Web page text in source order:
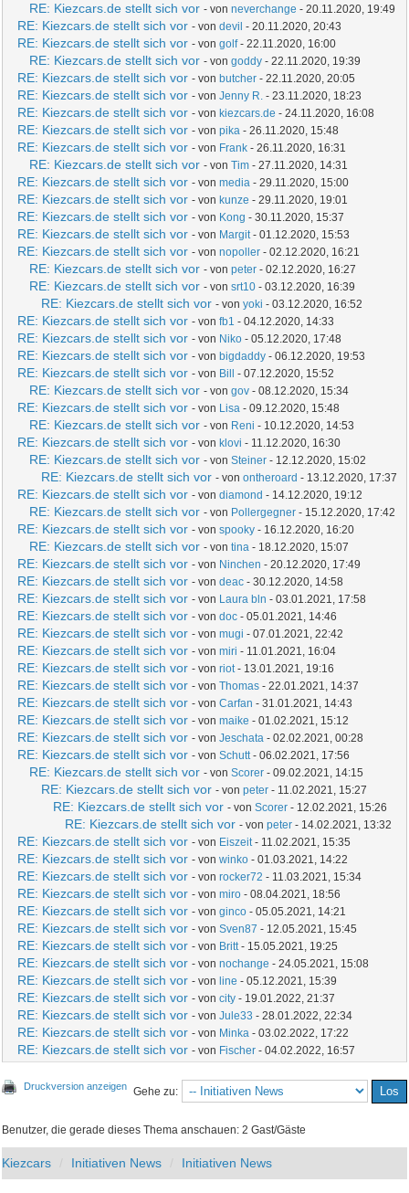
RE: Kiezcars.de stellt sich vor - vonneverchange - 20.11.2020, 19:49
RE: Kiezcars.de stellt sich vor - vondevil - 20.11.2020, 20:43
RE: Kiezcars.de stellt sich vor - vongolf- 22.11.2020, 16:00
RE: Kiezcars.de stellt sich vor - vongoddy - 22.11.2020, 19:39
RE: Kiezcars.de stellt sich vor - von butcher - 22.11.2020, 20:05
RE: Kiezcars.de stellt sich vor - vonJenny R. - 23.11.2020, 18:23
RE: Kiezcars.de stellt sich vor - von kiezcars.de - 24.11.2020, 16:08
RE: Kiezcars.de stellt sich vor - vonpika - 26.11.2020, 15:48
RE: Kiezcars.de stellt sich vor - von Frank - 26.11.2020, 16:31
RE: Kiezcars.de stellt sich vor - vonTim - 27.11.2020, 14:31
RE: Kiezcars.de stellt sich vor - vonmedia - 29.11.2020, 15:00
RE: Kiezcars.de stellt sich vor - von kunze - 29.11.2020, 19:01
RE: Kiezcars.de stellt sich vor - von Kong - 30.11.2020, 15:37
RE: Kiezcars.de stellt sich vor - von Margit- 01.12.2020, 15:53
RE: Kiezcars.de stellt sich vor - vonnopoller - 02.12.2020, 16:21
RE: Kiezcars.de stellt sich vor - vonpeter - 02.12.2020, 16:27
RE: Kiezcars.de stellt sich vor - vonsrt10 - 03.12.2020, 16:39
RE: Kiezcars.de stellt sich vor - vonyoki - 03.12.2020, 16:52
RE: Kiezcars.de stellt sich vor - vonfb1 - 04.12.2020, 14:33
RE: Kiezcars.de stellt sich vor - von Niko - 05.12.2020, 17:48
RE: Kiezcars.de stellt sich vor - von bigdaddy - 06.12.2020, 19:53
RE: Kiezcars.de stellt sich vor - von Bill - 07.12.2020, 15:52
RE: Kiezcars.de stellt sich vor - vongov - 08.12.2020, 15:34
RE: Kiezcars.de stellt sich vor - von Lisa - 09.12.2020, 15:48
RE: Kiezcars.de stellt sich vor - von Reni - 10.12.2020, 14:53
RE: Kiezcars.de stellt sich vor - von klovi - 11.12.2020, 16:30
RE: Kiezcars.de stellt sich vor - vonSteiner - 12.12.2020, 15:02
RE: Kiezcars.de stellt sich vor - vonontheroard - 13.12.2020, 17:37
RE: Kiezcars.de stellt sich vor - vondiamond - 14.12.2020, 19:12
RE: Kiezcars.de stellt sich vor - von Pollergegner - 15.12.2020, 17:42
RE: Kiezcars.de stellt sich vor - vonspooky - 16.12.2020, 16:20
RE: Kiezcars.de stellt sich vor - vontina - 18.12.2020, 15:07
RE: Kiezcars.de stellt sich vor - von Ninchen - 20.12.2020, 17:49
RE: Kiezcars.de stellt sich vor - vondeac - 30.12.2020, 14:58
RE: Kiezcars.de stellt sich vor - von Laura bln - 03.01.2021, 17:58
RE: Kiezcars.de stellt sich vor - vondoc - 05.01.2021, 14:46
RE: Kiezcars.de stellt sich vor - vonmugi - 07.01.2021, 22:42
RE: Kiezcars.de stellt sich vor - vonmiri - 11.01.2021, 16:04
RE: Kiezcars.de stellt sich vor - vonriot- 13.01.2021, 19:16
RE: Kiezcars.de stellt sich vor - vonThomas - 22.01.2021, 14:37
RE: Kiezcars.de stellt sich vor - vonCarfan - 31.01.2021, 14:43
RE: Kiezcars.de stellt sich vor - vonmaike - 01.02.2021, 15:12
RE: Kiezcars.de stellt sich vor - vonJeschata - 02.02.2021, 00:28
RE: Kiezcars.de stellt sich vor - vonSchutt- 06.02.2021, 17:56
RE: Kiezcars.de stellt sich vor - vonScorer - 09.02.2021, 14:15
RE: Kiezcars.de stellt sich vor - vonpeter - 11.02.2021, 15:27
RE: Kiezcars.de stellt sich vor - vonScorer - 12.02.2021, 15:26
RE: Kiezcars.de stellt sich vor - vonpeter - 14.02.2021, 13:32
RE: Kiezcars.de stellt sich vor - von Eiszeit- 11.02.2021, 15:35
RE: Kiezcars.de stellt sich vor - vonwinko - 01.03.2021, 14:22
RE: Kiezcars.de stellt sich vor - vonrocker72 - 11.03.2021, 15:34
RE: Kiezcars.de stellt sich vor - vonmiro - 08.04.2021, 18:56
RE: Kiezcars.de stellt sich vor - vonginco - 05.05.2021, 14:21
RE: Kiezcars.de stellt sich vor - vonSven87 - 12.05.2021, 15:45
RE: Kiezcars.de stellt sich vor - von Britt- 15.05.2021, 19:25
RE: Kiezcars.de stellt sich vor - vonnochange - 24.05.2021, 15:08
RE: Kiezcars.de stellt sich vor - von line - 05.12.2021, 15:39
RE: Kiezcars.de stellt sich vor - voncity - 19.01.2022, 21:37
RE: Kiezcars.de stellt sich vor - vonJule33 - 28.01.2022, 22:34
RE: Kiezcars.de stellt sich vor - von Minka - 03.02.2022, 17:22
RE: Kiezcars.de stellt sich vor - von Fischer - 04.02.2022, 16:57
Druckversion anzeigen Gehe zu:
Benutzer, die gerade dieses Thema anschauen: 2 Gast/Gäste
Kiezcars Initiativen News Initiativen News